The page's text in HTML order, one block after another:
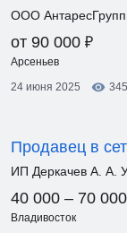
ООО
от 90 000 ₽
Арсеньев
24 июня 2025
345
Продавец в
ИП Деркачев А. А.
40 000 – 70 000
Владивосток